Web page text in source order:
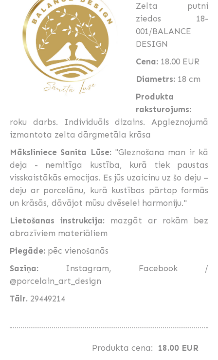
Zelta putni
ziedos 18-
001/BALANCE
DESIGN
Cena: 18.00 EUR
Diametrs: 18 cm
Produkta
raksturojums:
roku darbs. Individuāls dizains. Apgleznojumā
izmantota zelta dārgmetāla krāsa
Māksliniece Sanita Lūse: "Gleznošana man ir kā
deja - nemitīga kustība, kurā tiek paustas
visskaistākās emocijas. Es jūs uzaicinu uz šo deju –
deju ar porcelānu, kurā kustības pārtop formās
un krāsās, dāvājot mūsu dvēselei harmoniju."
Lietošanas instrukcija: mazgāt ar rokām bez
abrazīviem materiāliem
Piegāde: pēc vienošanās
Saziņa: Instagram, Facebook /
@porcelain_art_design
Tālr. 29449214
Produkta cena: 18.00 EUR